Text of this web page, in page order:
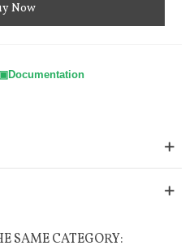
Now
Documentation
SAME CATEGORY: